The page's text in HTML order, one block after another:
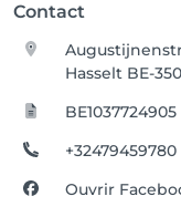
Contact
Hasselt BE-
BE1037724905
+32479459780
Ouvrir